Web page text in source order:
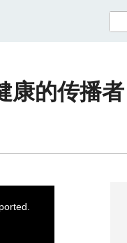
康的传播者